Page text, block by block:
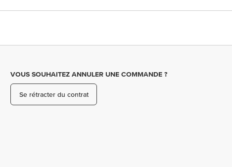
VOUS SOUHAITEZ ANNULER UNE COMMANDE ?
Se rétracter du contrat